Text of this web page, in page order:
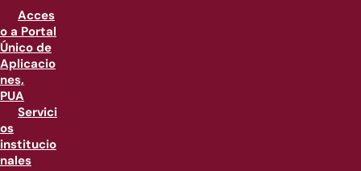
Acces
o a Portal
Único de
Aplicacio
nes,
PUA
Servici
os
institucio
nales